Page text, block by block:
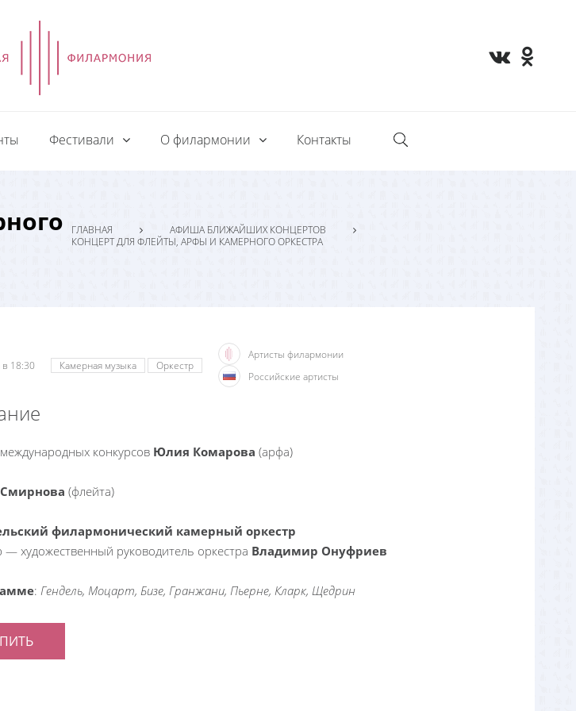
Фестивали О филармонии Контакты
ГЛАВНАЯ
АФИША БЛИЖАЙШИХ КОНЦЕРТОВ
КОНЦЕРТ ДЛЯ ФЛЕЙТЫ, АРФЫ И КАМЕРНОГО ОРКЕСТРА
в 18:30 Камерная музыка Оркестр
Артисты филармонии
Российские артисты
конкурсов Юлия Комарова (арфа)
(флейта)
филармонический камерный оркестр
художественный руководитель оркестра Владимир Онуфриев
: Гендель, Моцарт, Бизе, Гранжани, Пьерне, Кларк, Щедрин